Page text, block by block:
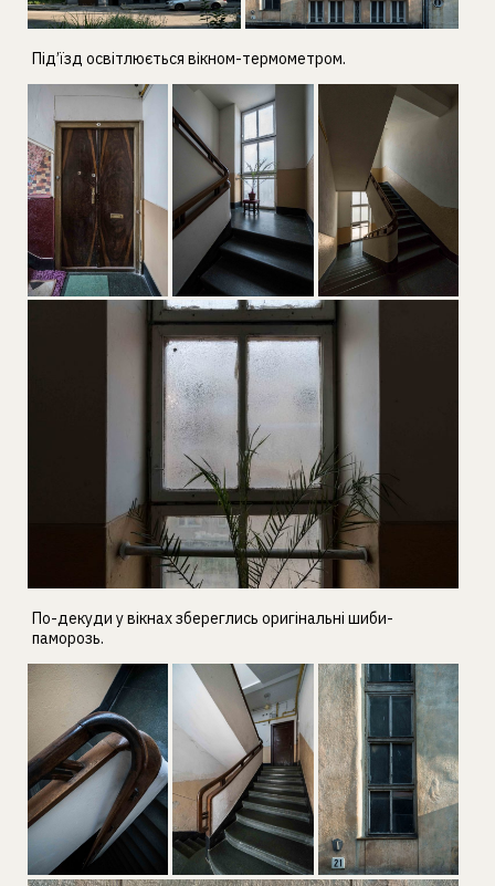
Під’їзд освітлюється вікном-термометром.
По-декуди у вікнах збереглись оригінальні шиби-
паморозь.